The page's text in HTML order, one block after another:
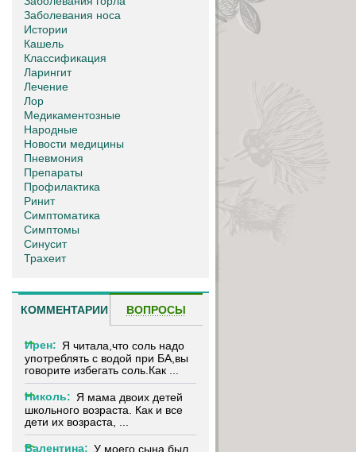
Заболевания носа
Истории
Кашель
Классификация
Ларингит
Лечение
Лор
Медикаментозные
Народные
Новости медицины
Пневмония
Препараты
Профилактика
Ринит
Симптоматика
Симптомы
Синусит
Трахеит
КОММЕНТАРИИ ВОПРОСЫ
Ирен: Я читала,что соль надо
употреблять с водой при БА,вы
говорите избегать соль.Как ...
Николь: Я мама двоих детей
школьного возраста. Как и все
дети их возраста, ...
Валентина: У моего сына был